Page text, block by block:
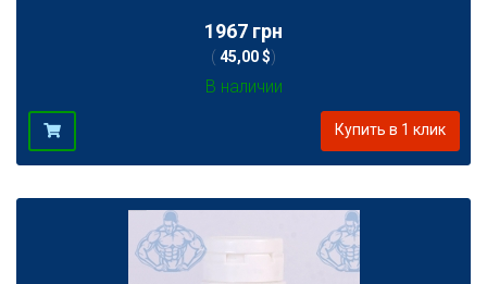
1967 грн
( 45,00 $)
В наличии
Купить в 1 клик